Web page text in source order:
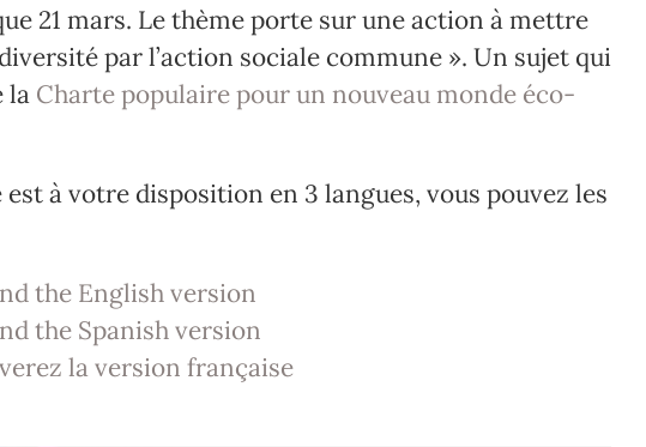
21 mars. Le thème porte sur une action à mettre
par l’action sociale commune ». Un sujet qui
la Charte populaire pour un nouveau monde éco-
à votre disposition en 3 langues, vous pouvez les
the English version
the Spanish version
la version française